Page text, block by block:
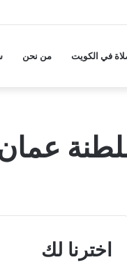
في الكويت من نحن
عمان
اخترنا لك